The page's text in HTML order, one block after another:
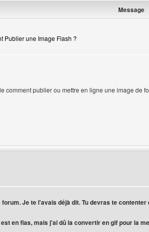
Message
Publier une Image Flash ?
comment publier ou mettre en ligne une image de
webdesigncreator
Je te l'avais déjà dit. Tu devras te
en flas, mais j'ai dû la convertir en gif pour la